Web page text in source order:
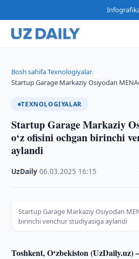
Bosh sahifa›Texnologiyalar›
Startup Garage Markaziy Osiyodan
TEXNOLOGIYALAR
Startup Garage Markaziy
o‘z ofisini ochgan birinchi
aylandi
UzDaily ·06.03.2025 16:15
Startup Garage Markaziy Osiyodan
birinchi venchur studiyasiga aylandi
Toshkent, O‘zbekiston